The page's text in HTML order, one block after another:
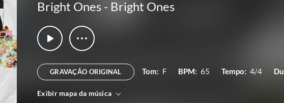
Bright Ones - Bright Ones
GRAVAÇÃO ORIGINAL Tom: F BPM: 65 Tempo: 4/4
Exibir mapa da música